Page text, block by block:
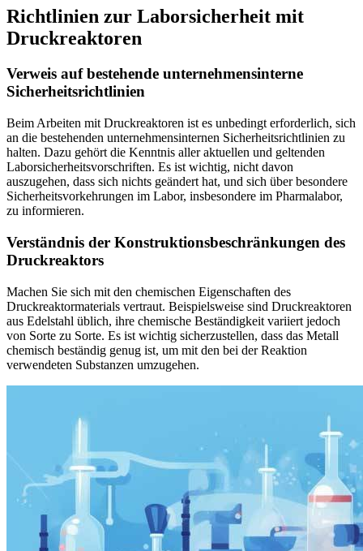
Richtlinien zur Laborsicherheit mit
Druckreaktoren
Verweis auf bestehende unternehmensinterne
Sicherheitsrichtlinien
Beim Arbeiten mit Druckreaktoren ist es unbedingt erforderlich, sich
an die bestehenden unternehmensinternen Sicherheitsrichtlinien zu
halten. Dazu gehört die Kenntnis aller aktuellen und geltenden
Laborsicherheitsvorschriften. Es ist wichtig, nicht davon
auszugehen, dass sich nichts geändert hat, und sich über besondere
Sicherheitsvorkehrungen im Labor, insbesondere im Pharmalabor,
zu informieren.
Verständnis der Konstruktionsbeschränkungen des
Druckreaktors
Machen Sie sich mit den chemischen Eigenschaften des
Druckreaktormaterials vertraut. Beispielsweise sind Druckreaktoren
aus Edelstahl üblich, ihre chemische Beständigkeit variiert jedoch
von Sorte zu Sorte. Es ist wichtig sicherzustellen, dass das Metall
chemisch beständig genug ist, um mit den bei der Reaktion
verwendeten Substanzen umzugehen.